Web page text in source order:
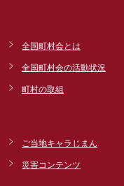
全国町村会とは
全国町村会の活動状況
町村の取組
ご当地キャラじまん
災害コンテンツ